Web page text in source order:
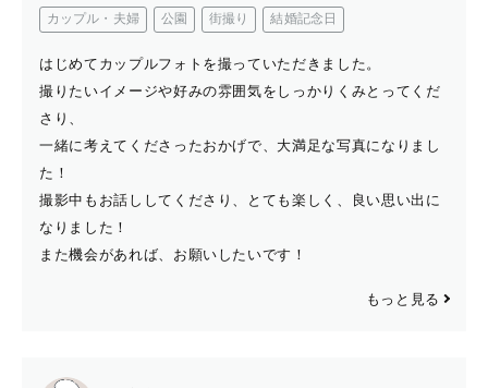
カップル・夫婦 公園 街撮り 結婚記念日
はじめてカップルフォトを撮っていただきました。
撮りたいイメージや好みの雰囲気をしっかりくみとってくだ
さり、
一緒に考えてくださったおかげで、大満足な写真になりまし
た！
撮影中もお話ししてくださり、とても楽しく、良い思い出に
なりました！
また機会があれば、お願いしたいです！
もっと見る